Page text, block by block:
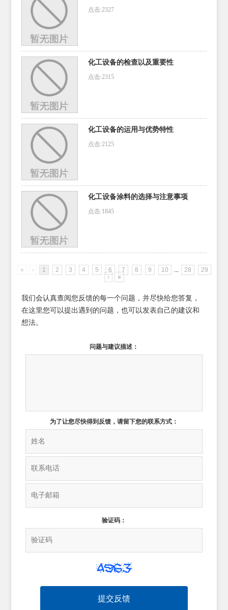
点击:2327
化工设备的检查以及重要性
点击:2315
化工设备的运用与优势特性
点击:2125
化工设备涂料的选择与注意事项
点击:1845
« ‹ 1 2 3 4 5 6 7 8 9 10 28
29
›
»
我们会认真查阅您反馈的每一个问题，并尽快给您答复，
在这里您可以提出遇到的问题，也可以发表自己的建议和
想法。
问题与建议描述：
为了让您尽快得到反馈，请留下您的联系方式：
验证码：